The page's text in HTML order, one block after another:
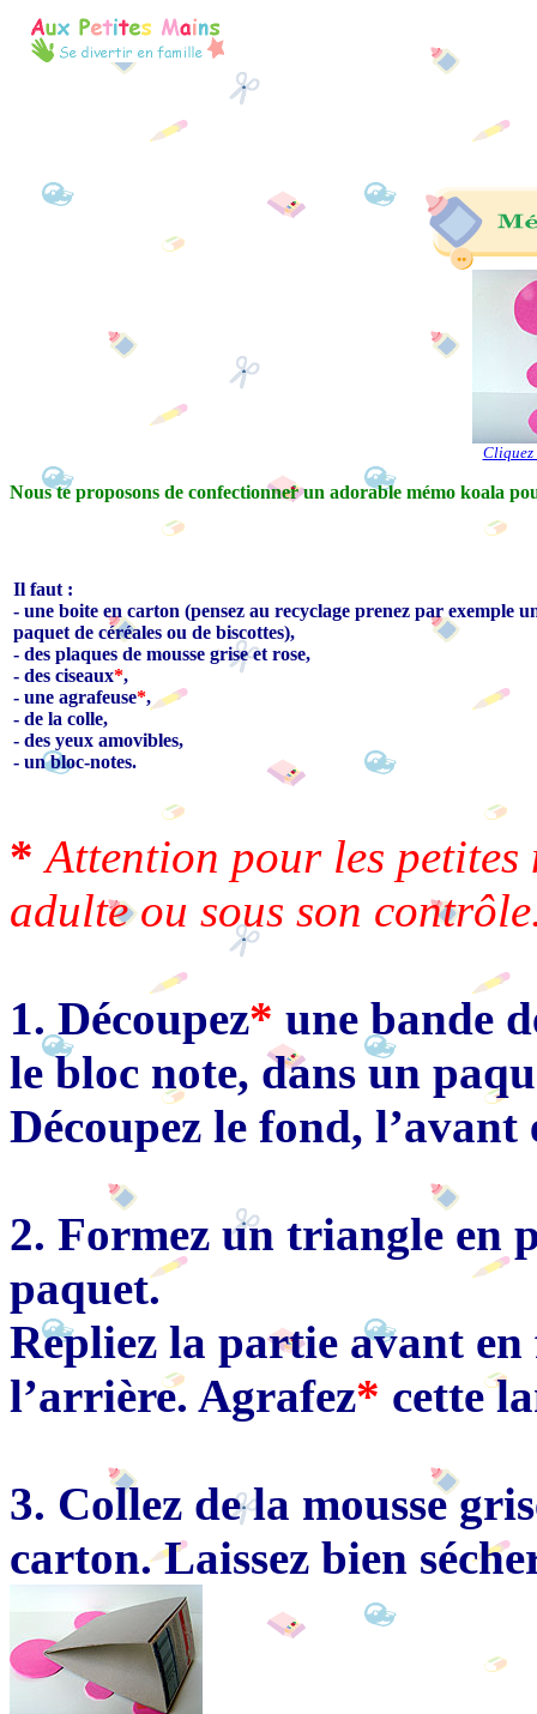
Nous te proposons de confectionner un adorable mémo koala
Il faut :
- une boite en carton (pensez au recyclage prenez par exemple
paquet de céréales ou de biscottes),
- des plaques de mousse grise et rose,
- des ciseaux*,
- une agrafeuse*,
- de la colle,
- des yeux amovibles,
- un bloc-notes.
*Attention pour les
adulte ou sous son
1. Découpez* une bande
le bloc note, dans un
Découpez le fond, l’avant
2. Formez un triangle en
paquet.
Repliez la partie avant
l’arrière. Agrafez* cette
3. Collez de la mousse
carton. Laissez bien